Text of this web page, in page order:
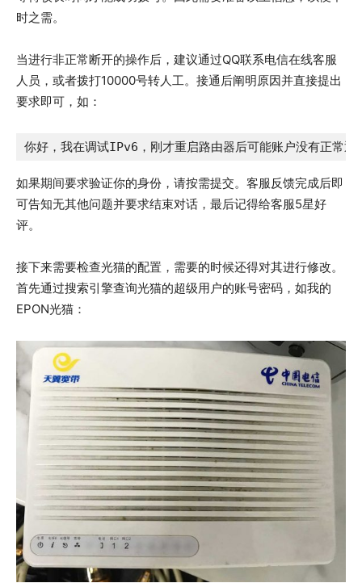
时之需。
当进行非正常断开的操作后，建议通过QQ联系电信在线客服
人员，或者拨打10000号转人工。接通后阐明原因并直接提出
要求即可，如：
你好，我在调试IPv6，刚才重启路由器后可能账户没有正常退
如果期间要求验证你的身份，请按需提交。客服反馈完成后即
可告知无其他问题并要求结束对话，最后记得给客服5星好
评。
接下来需要检查光猫的配置，需要的时候还得对其进行修改。
首先通过搜索引擎查询光猫的超级用户的账号密码，如我的
EPON光猫：